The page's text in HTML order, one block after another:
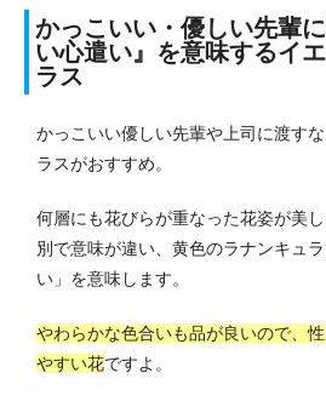
かっこいい・優しい先輩
い心遣い』を意味するイ
ラス
かっこいい優しい先輩や上司に渡す
ラスがおすすめ。
何層にも花びらが重なった花姿が美
別で意味が違い、黄色のラナンキュ
い」を意味します。
やわらかな色合いも品が良いので、
やすい花ですよ。